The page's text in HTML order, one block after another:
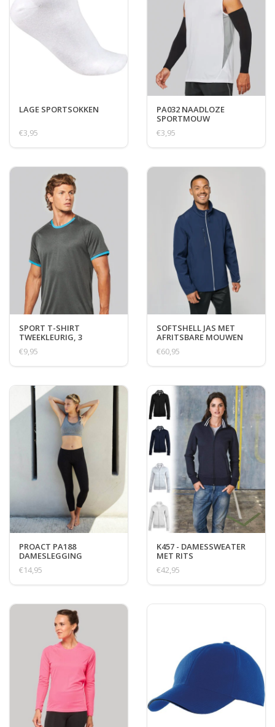
LAGE SPORTSOKKEN
€3,95
PA032 NAADLOZE
SPORTMOUW
€3,95
SPORT T-SHIRT
TWEEKLEURIG, 3
VARIANTEN
€9,95
SOFTSHELL JAS MET
AFRITSBARE MOUWEN
€60,95
PROACT PA188
DAMESLEGGING
€14,95
K457 - DAMESSWEATER
MET RITS
€42,95